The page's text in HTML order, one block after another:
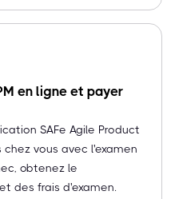
en ligne et payer
SAFe Agile Product
vous avec l'examen
obtenez le
des frais d'examen.